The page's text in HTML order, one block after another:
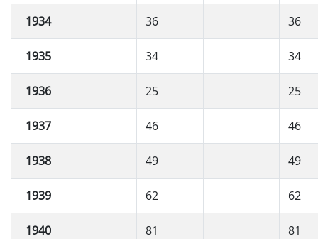
1934 36 36
1935 34 34
1936 25 25
1937 46 46
1938 49 49
1939 62 62
1940 81 81